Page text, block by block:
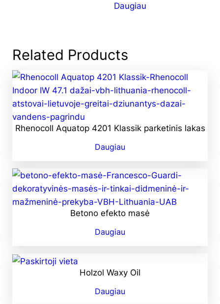
Daugiau
Related Products
Rhenocoll Aquatop 4201 Klassik parketinis lakas
Daugiau
Betono efekto masė
Daugiau
Holzol Waxy Oil
Daugiau